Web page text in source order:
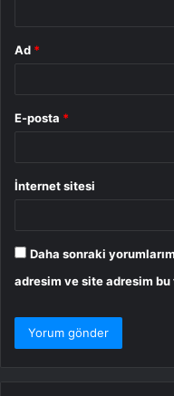
Ad *
E-posta *
İnternet sitesi
Daha sonraki
adresim ve site adresim